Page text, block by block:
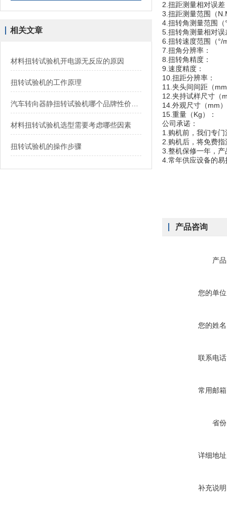
相关文章
材料扭转试验机开电源无反应的原因
扭转试验机的工作原理
材料扭转试验机选型需要考虑哪些因素
扭转试验机的操作步骤
2.扭距测量相对误
3.扭距测量范围（
4.扭转角测量范围
5.扭转角测量相对
6.扭转速度范围（
7.扭角分辨率：
8.扭转角精度
9.速度精度：
10.扭距分辨率：
11.夹头间间距（
12.夹持试样尺寸
14.外观尺寸（
15.重量（Kg）
公司承诺：
1.购机前，我们专
2.购机后，将免费
3.整机保修一年，产
4.常年供应设备的
产品咨询
产
您的单
您的姓
联系电
常用邮
省
详细地
补充说